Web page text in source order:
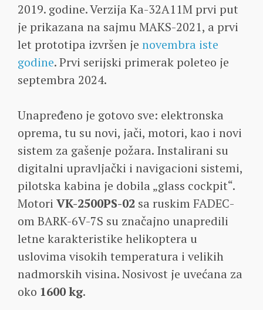
2019. godine. Verzija Ka-32A11M prvi put
je prikazana na sajmu MAKS-2021, a prvi
let prototipa izvršen je novembra iste
godine. Prvi serijski primerak poleteo je
septembra 2024.
Unapređeno je gotovo sve: elektronska
oprema, tu su novi, jači, motori, kao i novi
sistem za gašenje požara. Instalirani su
digitalni upravljački i navigacioni sistemi,
pilotska kabina je dobila „glass cockpit“.
Motori VK-2500PS-02 sa ruskim FADEC-
om BARK-6V-7S su značajno unapredili
letne karakteristike helikoptera u
uslovima visokih temperatura i velikih
nadmorskih visina. Nosivost je uvećana za
oko 1600 kg.